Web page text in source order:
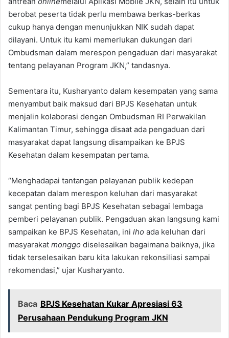
berobat peserta tidak perlu membawa berkas-berkas
cukup hanya dengan menunjukkan NIK sudah dapat
dilayani. Untuk itu kami memerlukan dukungan dari
Ombudsman dalam merespon pengaduan dari masyarakat
tentang pelayanan Program JKN,” tandasnya.
Sementara itu, Kusharyanto dalam kesempatan yang sama
menyambut baik maksud dari BPJS Kesehatan untuk
menjalin kolaborasi dengan Ombudsman RI Perwakilan
Kalimantan Timur, sehingga disaat ada pengaduan dari
masyarakat dapat langsung disampaikan ke BPJS
Kesehatan dalam kesempatan pertama.
“Menghadapai tantangan pelayanan publik kedepan
kecepatan dalam merespon keluhan dari masyarakat
sangat penting bagi BPJS Kesehatan sebagai lembaga
pemberi pelayanan publik. Pengaduan akan langsung kami
sampaikan ke BPJS Kesehatan, ini lho ada keluhan dari
masyarakat monggo diselesaikan bagaimana baiknya, jika
tidak terselesaikan baru kita lakukan rekonsiliasi sampai
rekomendasi,” ujar Kusharyanto.
Baca BPJS Kesehatan Kukar Apresiasi 63
Perusahaan Pendukung Program JKN